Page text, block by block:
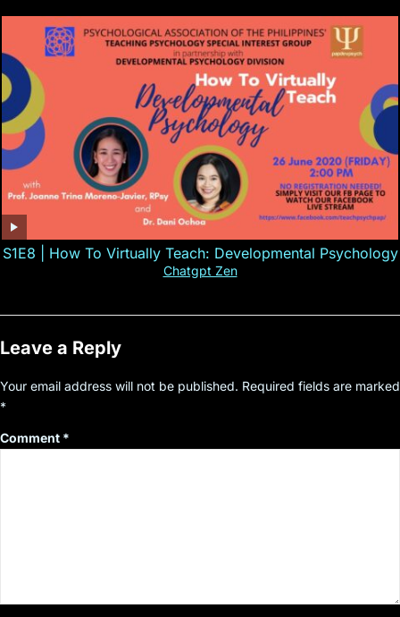
S1E8 | How To Virtually Teach: Developmental Psychology
Chatgpt Zen
Leave a Reply
Your email address will not be published. Required fields are marked
*
Comment *